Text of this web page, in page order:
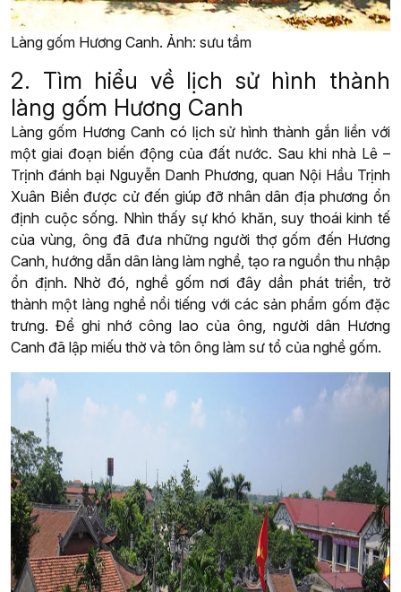
Làng gốm Hương Canh. Ảnh: sưu tầm
2. Tìm hiểu về lịch sử hình thành
làng gốm Hương Canh
Làng gốm Hương Canh có lịch sử hình thành gắn liền với
một giai đoạn biến động của đất nước. Sau khi nhà Lê –
Trịnh đánh bại Nguyễn Danh Phương, quan Nội Hầu Trịnh
Xuân Biền được cử đến giúp đỡ nhân dân địa phương ổn
định cuộc sống. Nhìn thấy sự khó khăn, suy thoái kinh tế
của vùng, ông đã đưa những người thợ gốm đến Hương
Canh, hướng dẫn dân làng làm nghề, tạo ra nguồn thu nhập
ổn định. Nhờ đó, nghề gốm nơi đây dần phát triển, trở
thành một làng nghề nổi tiếng với các sản phẩm gốm đặc
trưng. Để ghi nhớ công lao của ông, người dân Hương
Canh đã lập miếu thờ và tôn ông làm sư tổ của nghề gốm.